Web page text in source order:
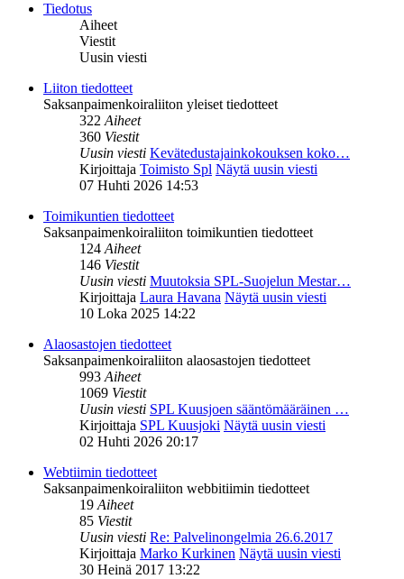
Tiedotus
Aiheet
Viestit
Uusin viesti
Liiton tiedotteet
Saksanpaimenkoiraliiton yleiset tiedotteet
322Aiheet
360 Viestit
Uusin viesti Kevätedustajainkokouksen koko…
Kirjoittaja Toimisto Spl Näytä uusin viesti
07 Huhti 2026 14:53
Toimikuntien tiedotteet
Saksanpaimenkoiraliiton toimikuntien tiedotteet
124Aiheet
146 Viestit
Uusin viesti Muutoksia SPL-Suojelun Mestar…
Kirjoittaja Laura Havana Näytä uusin viesti
10 Loka 2025 14:22
Alaosastojen tiedotteet
Saksanpaimenkoiraliiton alaosastojen tiedotteet
993Aiheet
1069 Viestit
Uusin viesti SPL Kuusjoen sääntömääräinen …
Kirjoittaja SPL Kuusjoki Näytä uusin viesti
02 Huhti 2026 20:17
Webtiimin tiedotteet
Saksanpaimenkoiraliiton webbitiimin tiedotteet
19Aiheet
85 Viestit
Uusin viesti Re: Palvelinongelmia 26.6.2017
Kirjoittaja Marko Kurkinen Näytä uusin viesti
30 Heinä 2017 13:22